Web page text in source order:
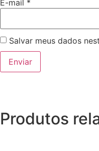
E-mail *
Salvar meus dados
Produtos